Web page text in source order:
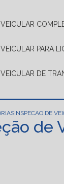
VEICULAR
VEICULAR PARA
VEICULAR DE
INSPECAO DE
de